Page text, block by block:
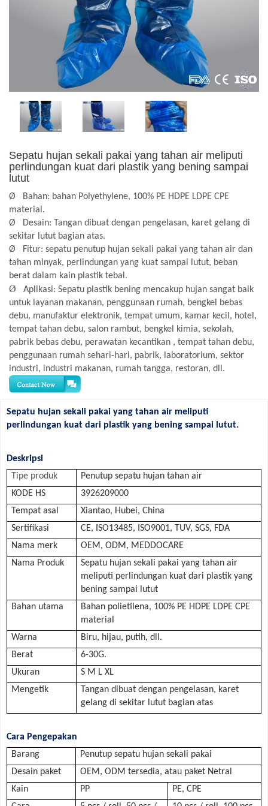
Sepatu hujan sekali pakai yang tahan air meliputi
perlindungan kuat dari plastik yang bening sampai
lutut
Ø
Bahan: bahan Polyethylene, 100% PE HDPE LDPE CPE
material.
Ø
Desain: Tangan dibuat dengan pengelasan, karet gelang di
sekitar lutut bagian atas.
Ø
Fitur: sepatu penutup hujan sekali pakai yang tahan air dan
tahan minyak, perlindungan yang kuat sampai lutut, beban
berat dalam kain plastik tebal.
Ø
Aplikasi: Sepatu plastik bening mencakup hujan sangat baik
untuk layanan makanan, penggunaan rumah, bengkel bebas
debu, manufaktur elektronik, tempat umum, kamar kecil, hotel,
tempat tahan debu, salon rambut, bengkel kimia, sekolah,
pabrik bebas debu, perawatan kecantikan , tempat tahan debu,
penggunaan rumah sehari-hari, pabrik, laboratorium, sektor
industri, industri makanan, rumah tangga, restoran, dll.
Sepatu hujan sekali pakai yang tahan air meliputi
perlindungan kuat dari plastik yang bening sampai lutut.
Deskripsi
Tipe produk
Penutup sepatu hujan tahan air
KODE HS
3926209000
Tempat asal
Xiantao, Hubei, China
Sertifikasi
CE, ISO13485, ISO9001, TUV, SGS, FDA
Nama merk
OEM, ODM, MEDDOCARE
Nama Produk
Sepatu hujan sekali pakai yang tahan air
meliputi perlindungan kuat dari plastik yang
bening sampai lutut
Bahan utama
Bahan polietilena, 100% PE HDPE LDPE CPE
material
Warna
Biru, hijau, putih, dll.
Berat
6-30G.
Ukuran
S M L XL
Mengetik
Tangan dibuat dengan pengelasan, karet
gelang di sekitar lutut bagian atas
Cara Pengepakan
Barang
Penutup sepatu hujan sekali pakai
Desain paket
OEM, ODM tersedia, atau paket Netral
Kain
PP
PE, CPE